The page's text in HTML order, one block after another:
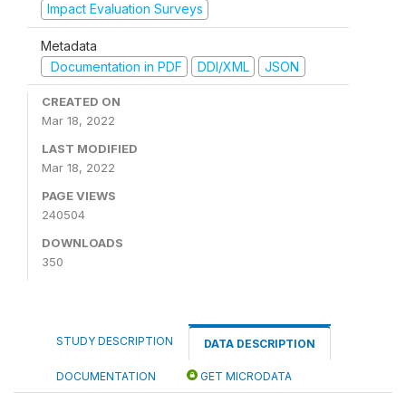
Impact Evaluation Surveys
Metadata
Documentation in PDF
DDI/XML JSON
CREATED ON
Mar 18, 2022
LAST MODIFIED
Mar 18, 2022
PAGE VIEWS
240504
DOWNLOADS
350
STUDY DESCRIPTION DATA DESCRIPTION
DOCUMENTATION GET MICRODATA